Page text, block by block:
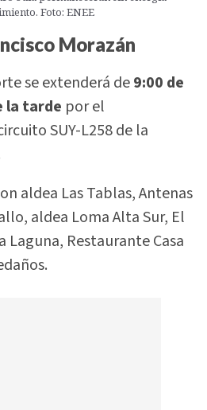
Foto: ENEE
Morazán
se extenderá de9:00 de
la tarde por el
SUY-L258 de la
aldea Las Tablas, Antenas
aldea Loma Alta Sur, El
Laguna, Restaurante Casa